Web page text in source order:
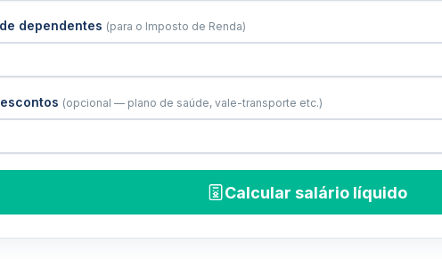
dependentes (para o Imposto de Renda)
(opcional — plano de saúde, vale-transporte etc.)
Calcular salário líquido